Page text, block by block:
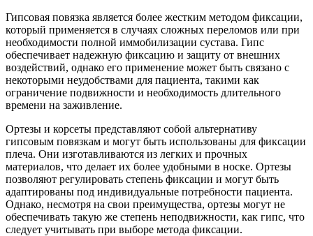
Гипсовая повязка является более жестким методом фиксации,
который применяется в случаях сложных переломов или при
необходимости полной иммобилизации сустава. Гипс
обеспечивает надежную фиксацию и защиту от внешних
воздействий, однако его применение может быть связано с
некоторыми неудобствами для пациента, такими как
ограничение подвижности и необходимость длительного
времени на заживление.
Ортезы и корсеты представляют собой альтернативу
гипсовым повязкам и могут быть использованы для фиксации
плеча. Они изготавливаются из легких и прочных
материалов, что делает их более удобными в носке. Ортезы
позволяют регулировать степень фиксации и могут быть
адаптированы под индивидуальные потребности пациента.
Однако, несмотря на свои преимущества, ортезы могут не
обеспечивать такую же степень неподвижности, как гипс, что
следует учитывать при выборе метода фиксации.